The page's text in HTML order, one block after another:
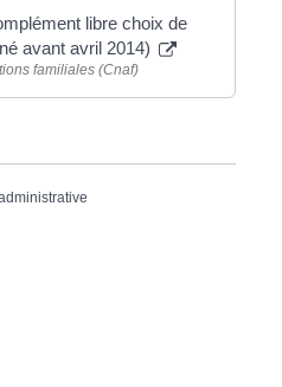
libre choix de
avant avril 2014)
familiales (Cnaf)